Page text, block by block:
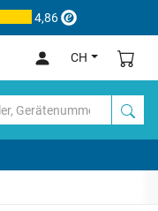
4,86
CH